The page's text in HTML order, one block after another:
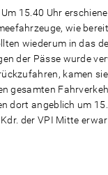
15.40 Uhr
wie
wiederum in das
der Pässe wurde
kamen
gesamten
dort angeblich um
der VPI Mitte